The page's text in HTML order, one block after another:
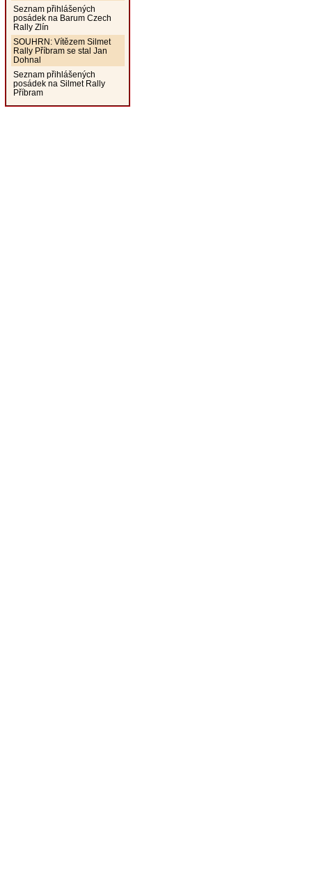
Seznam přihlášených
posádek na Barum Czech
Rally Zlín
SOUHRN: Vítězem Silmet
Rally Příbram se stal Jan
Dohnal
Seznam přihlášených
posádek na Silmet Rally
Příbram